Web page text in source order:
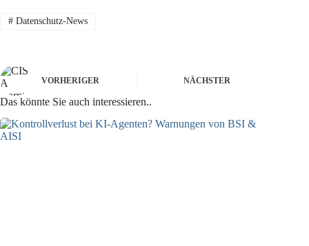
#Datenschutz-News
VORHERIGER NÄCHSTER
Das könnte Sie auch interessieren..